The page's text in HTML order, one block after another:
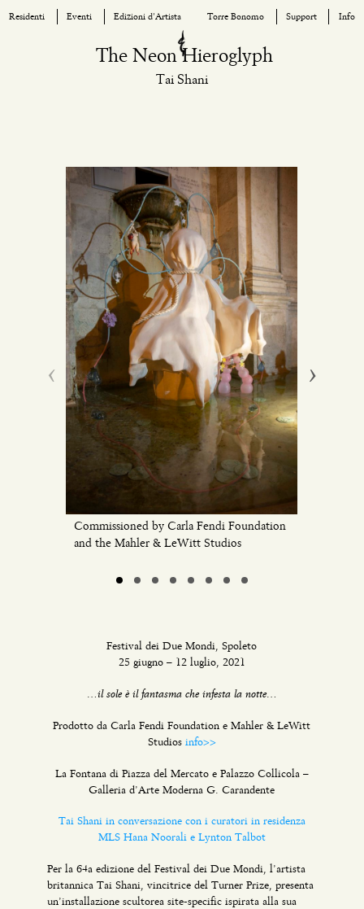
Residenti Eventi Edizioni d’Artista Torre Bonomo Support Info
The Neon Hieroglyph
Tai Shani
Commissioned by Carla Fendi Foundation
and the Mahler & LeWitt Studios
and the
‹ ›
Festival dei Due Mondi, Spoleto
25 giugno – 12 luglio, 2021
…il sole è il fantasma che infesta la notte…
Prodotto da Carla Fendi Foundation e Mahler & LeWitt
Studios info>>
La Fontana di Piazza del Mercato e Palazzo Collicola –
Galleria d’Arte Moderna G. Carandente
Tai Shani in conversazione con i curatori in residenza
MLS Hana Noorali e Lynton Talbot
Per la 64a edizione del Festival dei Due Mondi, l’artista
britannica Tai Shani, vincitrice del Turner Prize, presenta
un’installazione scultorea site-specific ispirata alla sua